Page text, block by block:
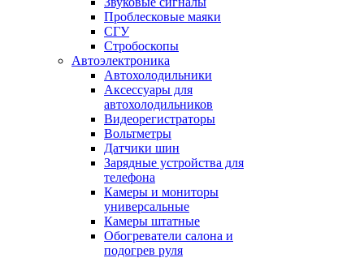
Проблесковые маяки
СГУ
Стробоскопы
Автоэлектроника
Автохолодильники
Аксессуары для
автохолодильников
Видеорегистраторы
Вольтметры
Датчики шин
Зарядные устройства для
телефона
Камеры и мониторы
универсальные
Камеры штатные
Обогреватели салона и
подогрев руля